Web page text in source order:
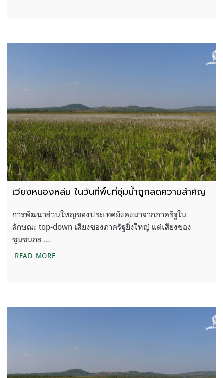
เวียงหนองหล่ม ในวันที่พื้นที่ชุ่มน้ำถูกลดความสำคัญ
การพัฒนาส่วนใหญ่ของประเทศยังคงมาจากภาครัฐใน
ลักษณะ top-down เสียงของภาครัฐยิ่งใหญ่ แต่เสียงของ
ชุมชนกล …
READ MOREเวียงหนองหล่ม ในวันที่พื้นที่ชุ่มน้ำถูกลดความสำคัญ